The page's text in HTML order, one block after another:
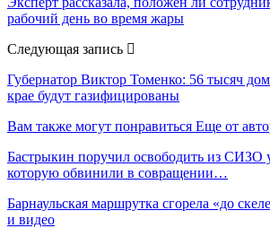
рабочий день во время жары
Следующая запись
Губернатор Виктор Томенко: 56 тысяч
крае будут газифицированы
Вам также могут понравиться Еще от
Бастрыкин поручил освободить из СИЗО
которую обвинили в совращении…
Барнаульская маршрутка сгорела «до
и видео